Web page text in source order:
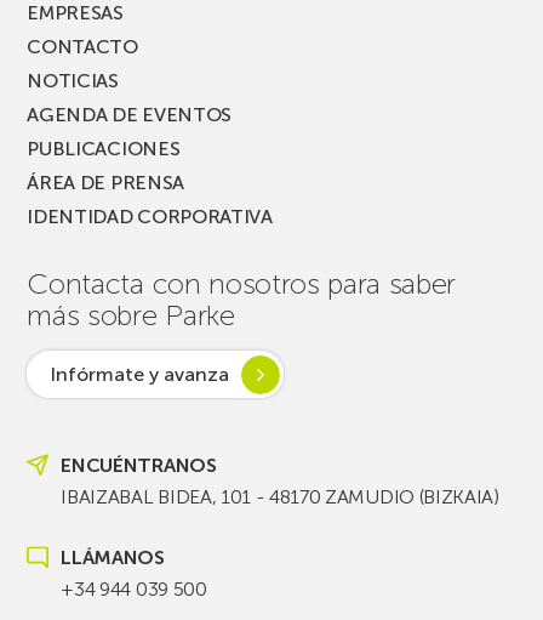
EMPRESAS
CONTACTO
NOTICIAS
AGENDA DE EVENTOS
PUBLICACIONES
ÁREA DE PRENSA
IDENTIDAD CORPORATIVA
Contacta con nosotros para saber
más sobre Parke
Infórmate y avanza
ENCUÉNTRANOS
IBAIZABAL BIDEA, 101 - 48170 ZAMUDIO (BIZKAIA)
LLÁMANOS
+34 944 039 500